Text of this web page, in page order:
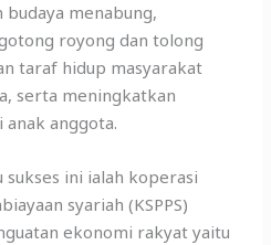
menabung,
royong dan tolong
taraf hidup masyarakat
serta meningkatkan
anggota.
ini ialah koperasi
syariah (KSPPS)
ekonomi rakyat yaitu